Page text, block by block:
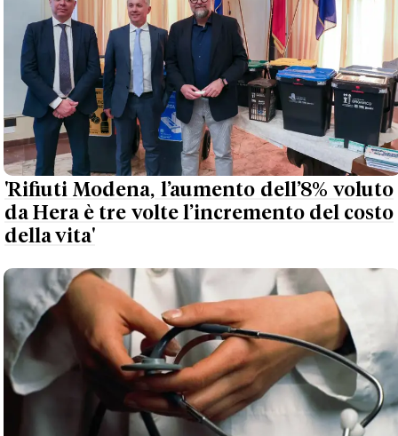
'Rifiuti Modena, l’aumento dell’8% voluto
da Hera è tre volte l’incremento del costo
della vita'